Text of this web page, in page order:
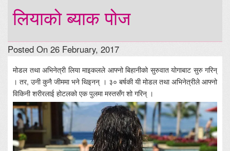
लियाको ब्याक पोज
Posted On 26 February, 2017
मोडल तथा अभिनेत्री लिया माइकलले आफ्नो बिहानीको सुरुवात योगाबाट सुरु गरिन्
। तर, उनी कुनै जीममा भने थिइनन् । ३० बर्षकी यी मोडल तथा अभिनेत्रीले आफ्नो
विकिनी शरीरलाई होटलको एक पुलमा मस्तसँग शो गरिन् ।